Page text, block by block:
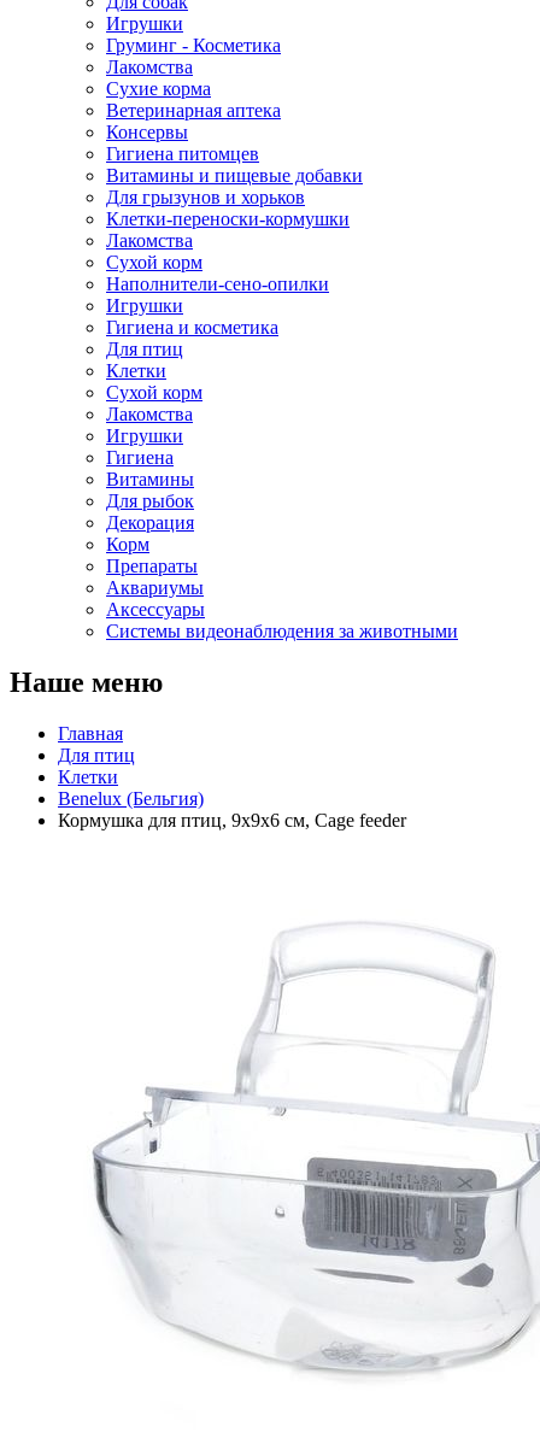
Игрушки
Груминг - Косметика
Лакомства
Сухие корма
Ветеринарная аптека
Консервы
Гигиена питомцев
Витамины и пищевые добавки
Для грызунов и хорьков
Клетки-переноски-кормушки
Лакомства
Сухой корм
Наполнители-сено-опилки
Игрушки
Гигиена и косметика
Для птиц
Клетки
Сухой корм
Лакомства
Игрушки
Гигиена
Витамины
Для рыбок
Декорация
Корм
Препараты
Аквариумы
Аксессуары
Cистемы видеонаблюдения за животными
Наше меню
Главная
Для птиц
Клетки
Benelux (Бельгия)
Кормушка для птиц, 9х9х6 см, Cage feeder